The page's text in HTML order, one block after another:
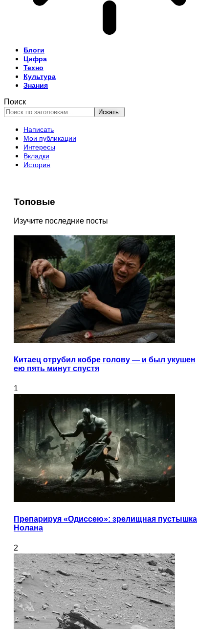
Блоги
Цифра
Техно
Культура
Знания
Поиск
Написать
Мои публикации
Интересы
Вкладки
История
Топовые
Изучите последние посты
Китаец отрубил кобре голову — и был укушен
ею пять минут спустя
1
Препарируя «Одиссею»: зрелищная пустышка
Нолана
2